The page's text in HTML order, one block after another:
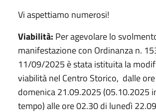
Vi aspettiamo numerosi!
Viabilità: Per agevolare lo
manifestazione con Ordinanza n.
11/09/2025 è stata istituita la
viabilità nel Centro Storico, dalle
domenica 21.09.2025 (05.10.2025
tempo) alle ore 02.30 di lunedì